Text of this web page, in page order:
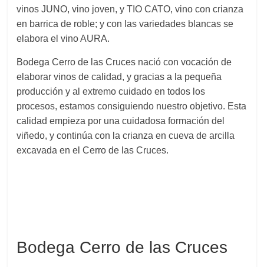
vinos JUNO, vino joven, y TIO CATO, vino con crianza
en barrica de roble; y con las variedades blancas se
elabora el vino AURA.
Bodega Cerro de las Cruces nació con vocación de
elaborar vinos de calidad, y gracias a la pequeña
producción y al extremo cuidado en todos los
procesos, estamos consiguiendo nuestro objetivo. Esta
calidad empieza por una cuidadosa formación del
viñedo, y continúa con la crianza en cueva de arcilla
excavada en el Cerro de las Cruces.
Bodega Cerro de las Cruces